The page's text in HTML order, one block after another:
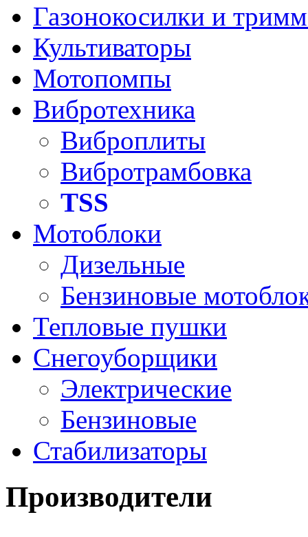
Газонокосилки и
Культиваторы
Мотопомпы
Вибротехника
Виброплиты
Вибротрамбовка
TSS
Мотоблоки
Дизельные
Бензиновые
Тепловые пушки
Снегоуборщики
Электрические
Бензиновые
Стабилизаторы
Производители